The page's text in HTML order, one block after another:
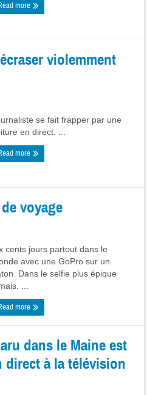
more
violemment
se fait frapper par une
en direct. ...
more
voyage
cents jours partout dans le
avec une GoPro sur un
Dans le selfie plus épique
...
more
dans le Maine est
à la télévision